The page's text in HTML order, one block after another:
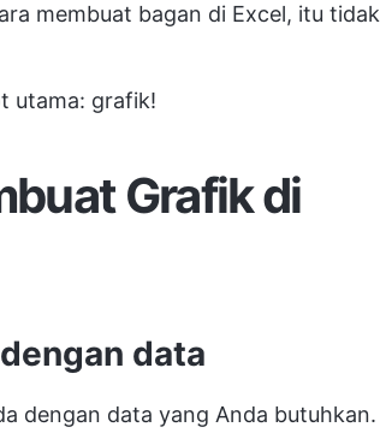
membuat bagan di Excel, itu tidak
utama: grafik!
Grafik di
data
dengan data yang Anda butuhkan.